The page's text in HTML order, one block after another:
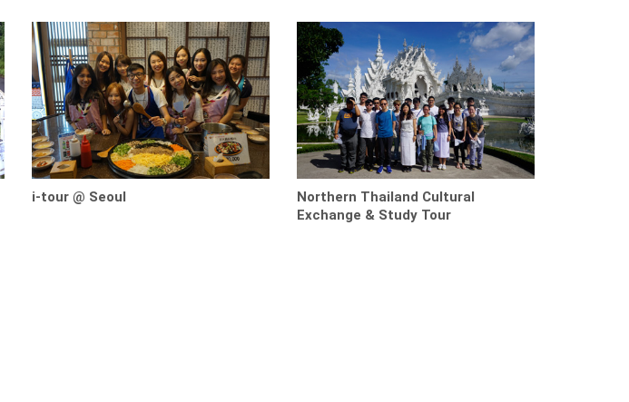
i-tour @ Seoul
Northern Thailand Cultural
Exchange & Study Tour